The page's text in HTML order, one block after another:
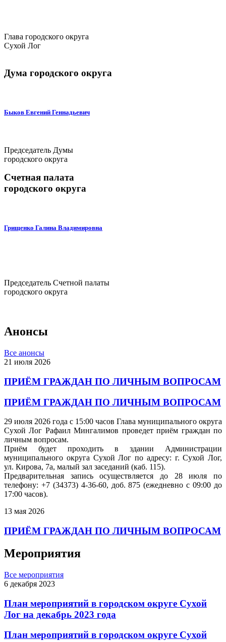
Глава городского округа
Сухой Лог
Дума городского округа
Быков Евгений Геннадьевич
Председатель Думы
городского округа
Счетная палата
городского округа
Грищенко Галина Владимировна
Председатель Счетной палаты
городского округа
Анонсы
Все анонсы
21 июля 2026
ПРИЁМ ГРАЖДАН ПО ЛИЧНЫМ ВОПРОСАМ
ПРИЁМ ГРАЖДАН ПО ЛИЧНЫМ ВОПРОСАМ
29 июля 2026 года с 15:00 часов Глава муниципального округа
Сухой Лог Рафаил Мингалимов проведет приём граждан по
личным вопросам.
Приём будет проходить в здании Администрации
муниципального округа Сухой Лог по адресу: г. Сухой Лог,
ул. Кирова, 7а, малый зал заседаний (каб. 115).
Предварительная запись осуществляется до 28 июля по
телефону: +7 (34373) 4-36-60, доб. 875 (ежедневно с 09:00 до
17:00 часов).
13 мая 2026
ПРИЁМ ГРАЖДАН ПО ЛИЧНЫМ ВОПРОСАМ
Мероприятия
Все мероприятия
6 декабря 2023
План мероприятий в городском округе Сухой
Лог на декабрь 2023 года
План мероприятий в городском округе Сухой